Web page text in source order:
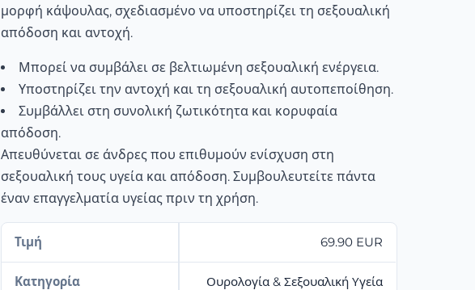
μορφή κάψουλας, σχεδιασμένο να υποστηρίζει τη σεξουαλική
απόδοση και αντοχή.
Μπορεί να συμβάλει σε βελτιωμένη σεξουαλική ενέργεια.
Υποστηρίζει την αντοχή και τη σεξουαλική αυτοπεποίθηση.
Συμβάλλει στη συνολική ζωτικότητα και κορυφαία
απόδοση.
Απευθύνεται σε άνδρες που επιθυμούν ενίσχυση στη
σεξουαλική τους υγεία και απόδοση. Συμβουλευτείτε πάντα
έναν επαγγελματία υγείας πριν τη χρήση.
Τιμή 69.90 EUR
Κατηγορία Ουρολογία & Σεξουαλική Υγεία